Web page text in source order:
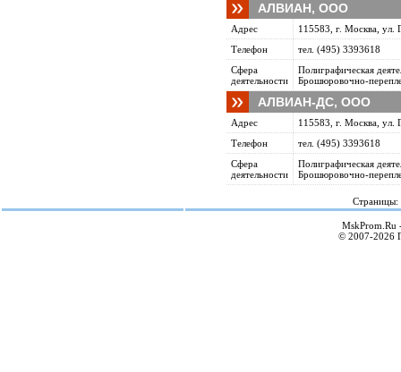
АЛВИАН, ООО
Адрес
115583, г. Москва, ул.
Телефон
тел. (495) 3393618
Сфера
деятельности
Полиграфическая
Брошюровочно-
АЛВИАН-ДС, ООО
Адрес
115583, г. Москва, ул.
Телефон
тел. (495) 3393618
Сфера
деятельности
Полиграфическая
Брошюровочно-
Страницы:
MskProm.Ru
© 2007-2026